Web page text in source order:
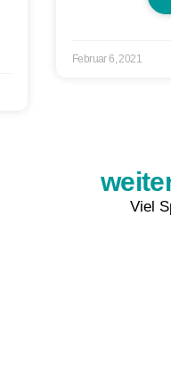
Februar 6, 2021
Viel